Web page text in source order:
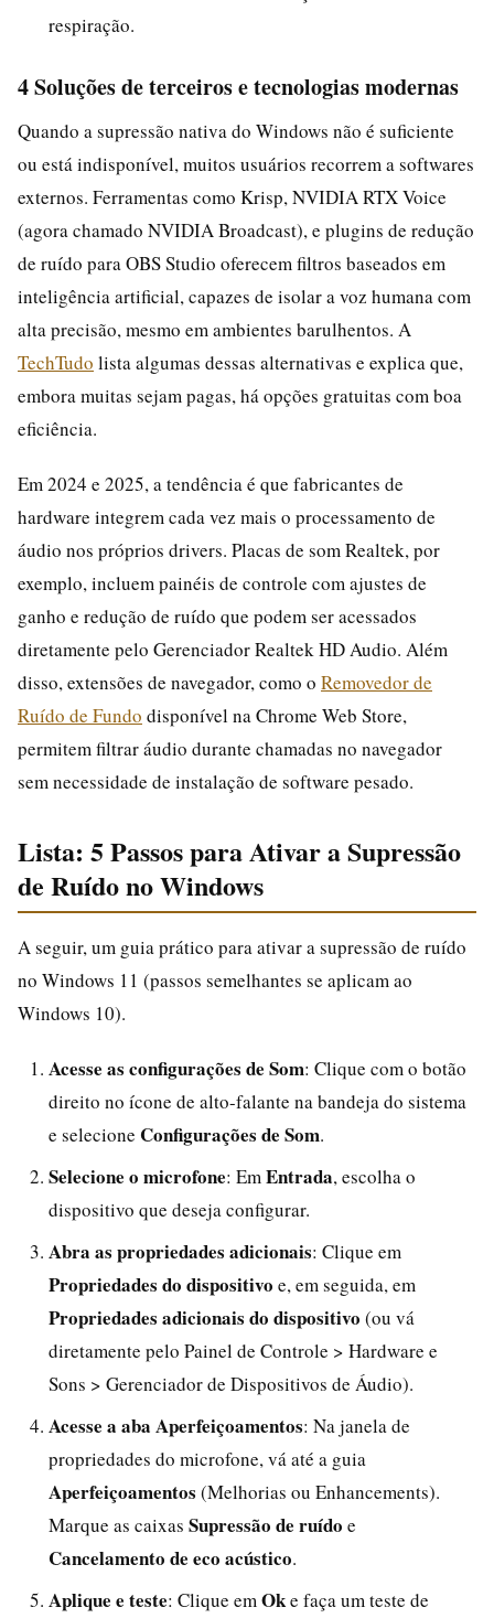
respiração.
4 Soluções de terceiros e tecnologias modernas
Quando a supressão nativa do Windows não é suficiente
ou está indisponível, muitos usuários recorrem a softwares
externos. Ferramentas como Krisp, NVIDIA RTX Voice
(agora chamado NVIDIA Broadcast), e plugins de redução
de ruído para OBS Studio oferecem filtros baseados em
inteligência artificial, capazes de isolar a voz humana com
alta precisão, mesmo em ambientes barulhentos. A
TechTudo lista algumas dessas alternativas e explica que,
embora muitas sejam pagas, há opções gratuitas com boa
eficiência.
Em 2024 e 2025, a tendência é que fabricantes de
hardware integrem cada vez mais o processamento de
áudio nos próprios drivers. Placas de som Realtek, por
exemplo, incluem painéis de controle com ajustes de
ganho e redução de ruído que podem ser acessados
diretamente pelo Gerenciador Realtek HD Audio. Além
disso, extensões de navegador, como o Removedor de
Ruído de Fundo disponível na Chrome Web Store,
permitem filtrar áudio durante chamadas no navegador
sem necessidade de instalação de software pesado.
Lista: 5 Passos para Ativar a Supressão
de Ruído no Windows
A seguir, um guia prático para ativar a supressão de ruído
no Windows 11 (passos semelhantes se aplicam ao
Windows 10).
Acesse as configurações de Som: Clique com o botão
direito no ícone de alto-falante na bandeja do sistema
e selecione Configurações de Som.
Selecione o microfone: Em Entrada, escolha o
dispositivo que deseja configurar.
Abra as propriedades adicionais: Clique em
Propriedades do dispositivo e, em seguida, em
Propriedades adicionais do dispositivo (ou vá
diretamente pelo Painel de Controle > Hardware e
Sons > Gerenciador de Dispositivos de Áudio).
Acesse a aba Aperfeiçoamentos: Na janela de
propriedades do microfone, vá até a guia
Aperfeiçoamentos (Melhorias ou Enhancements).
Marque as caixas Supressão de ruído e
Cancelamento de eco acústico.
Aplique e teste: Clique em Oke faça um teste de